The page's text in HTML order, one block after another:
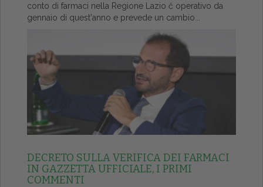
conto di farmaci nella Regione Lazio č operativo da
gennaio di quest'anno e prevede un cambio...
DECRETO SULLA VERIFICA DEI FARMACI
IN GAZZETTA UFFICIALE, I PRIMI
COMMENTI